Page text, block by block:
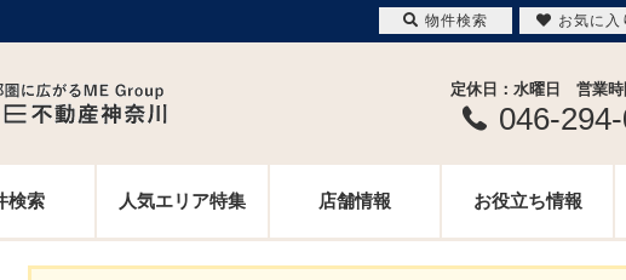
定休日：水曜日 営業
046-
検索 人気エリア特集 店舗情報 お役立ち情報
物件検索 お気に入